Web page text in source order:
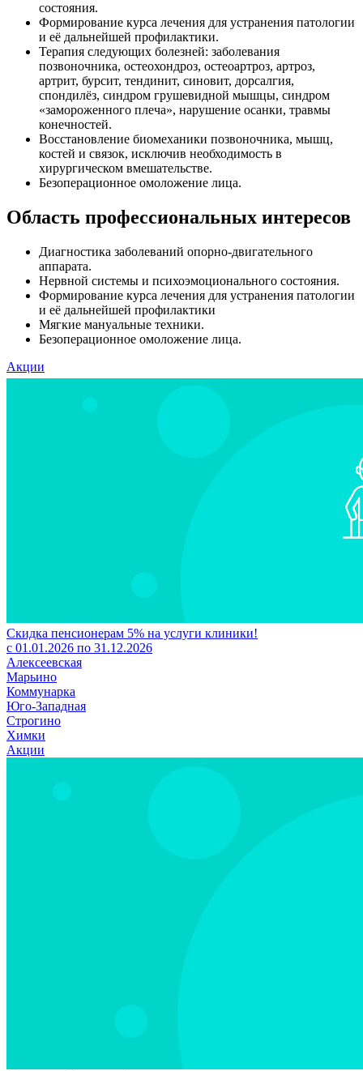
состояния.
Формирование курса лечения для устранения патологии
и её дальнейшей профилактики.
Терапия следующих болезней: заболевания
позвоночника, остеохондроз, остеоартроз, артроз,
артрит, бурсит, тендинит, синовит, дорсалгия,
спондилёз, синдром грушевидной мышцы, синдром
«замороженного плеча», нарушение осанки, травмы
конечностей.
Восстановление биомеханики позвоночника, мышц,
костей и связок, исключив необходимость в
хирургическом вмешательстве.
Безоперационное омоложение лица.
Область профессиональных интересов
Диагностика заболеваний опорно-двигательного
аппарата.
Нервной системы и психоэмоционального состояния.
Формирование курса лечения для устранения патологии
и её дальнейшей профилактики
Мягкие мануальные техники.
Безоперационное омоложение лица.
Акции
Скидка пенсионерам 5% на услуги клиники!
с 01.01.2026 по 31.12.2026
Алексеевская
Марьино
Коммунарка
Юго-Западная
Строгино
Химки
Акции